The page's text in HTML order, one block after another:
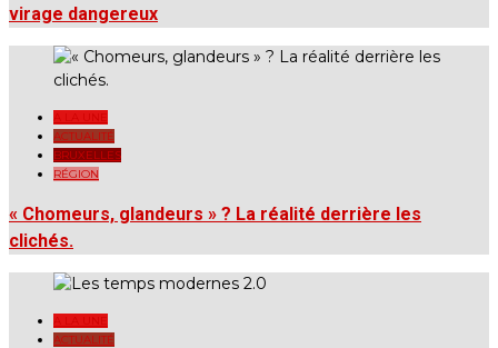
virage dangereux
ACTUALITÉ
BRUXELLES
RÉGION
« Chomeurs, glandeurs » ? La réalité derrière les
clichés.
ACTUALITÉ